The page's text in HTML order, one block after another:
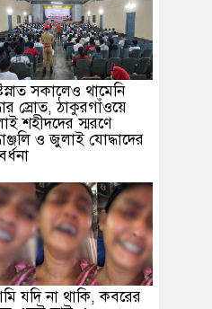
সকালেও থামেনি
স্রোত, ঠাকুরগাঁওয়ে
শহীদদের স্মরণে
ও জুলাই যোদ্ধাদের
যদি না থাকি, কবরের